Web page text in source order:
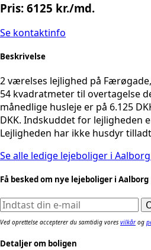
Pris: 6125 kr./md.
Se kontaktinfo
Beskrivelse
2 værelses lejlighed på
54 kvadratmeter til overtagelse
månedlige husleje er på 6.125
DKK. Indskuddet for lejligheden
Lejligheden har ikke husdyr
Se alle ledige lejeboliger i Aalborg
Få besked om nye lejeboliger i Aalborg
Ved oprettelse accepterer du samtidig vores vilkårog
Detaljer om boligen